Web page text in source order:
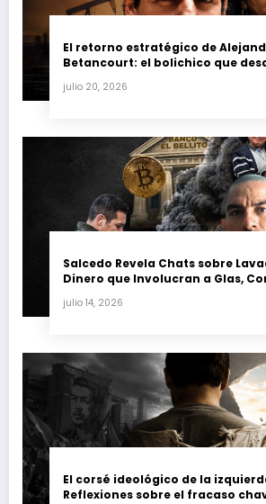
El retorno estratégico de
Betancourt: el bolichico que
petrolera venezolana
julio 20, 2026
Salcedo Revela Chats sobre
Dinero que Involucran a Glas,
julio 14, 2026
El corsé ideológico de la
Reflexiones sobre el fracaso